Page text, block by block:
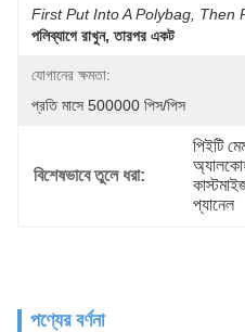
First Put Into A Polybag, Then
পলিব্যাগে রাখুন, তারপর একট
যোগানের ক্ষমতা:
প্রতি মাসে 500000 পিস/পিস
বিশেষভাবে তুলে ধরা:
পিইটি
প্যানেল
পণ্যের বর্ণনা